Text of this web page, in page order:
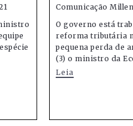
Comunicação
O governo está
reforma tributária
pequena perda de
(3) o ministro da
Leia